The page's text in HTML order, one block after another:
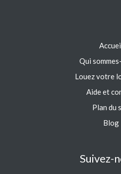
Qui
Louez votre
Aide et
Plan du
Blog
Suivez-